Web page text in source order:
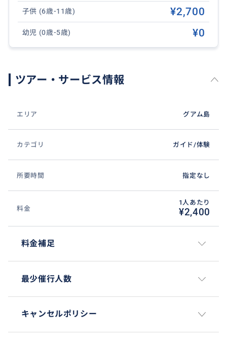
※チケットの起動前の未使用状態 ([利用開始]をタップ
していない状態) に限ります。起動後のチケットはキャ
ンセル不可となります。
※キャンセル料発生時間内にて予約が成立した場合、
ます。
※キャンセル時間内の『変更』(人数減)に関してもキャ
子供 (6歳-11歳) ¥2,700
幼児 (0歳-5歳) ¥0
ツアー・サービス情報
エリア グアム島
カテゴリ ガイド/体験
所要時間 指定なし
料金
1人あたり
¥2,400
料金補足
最少催行人数
キャンセルポリシー